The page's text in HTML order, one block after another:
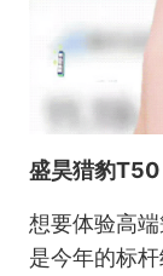
盛昊猎豹T50
想要体验高
是今年的标